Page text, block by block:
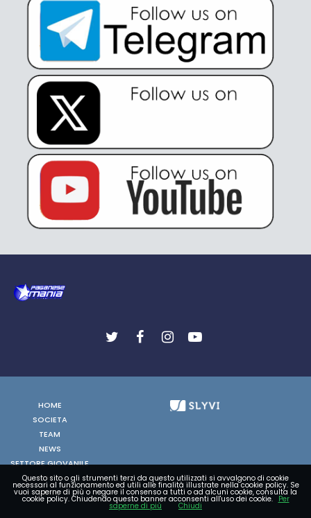
HOME
SOCIETA
TEAM
NEWS
SETTORE GIOVANILE
FOTO
VIDEO
Questo sito o gli strumenti terzi da questo utilizzati si avvalgono di cookie
necessari al funzionamento ed utili alle finalità illustrate nella cookie policy. Se
vuoi saperne di più o negare il consenso a tutti o ad alcuni cookie, consulta la
cookie policy. Chiudendo questo banner acconsenti all'uso dei cookie. Per
saperne di più Chiudi